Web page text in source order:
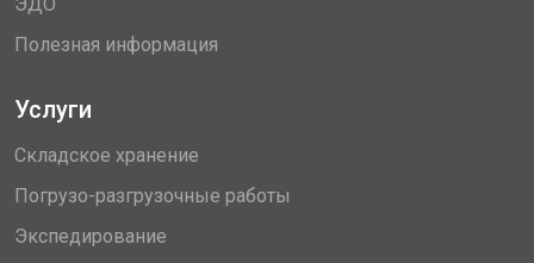
Полезная информация
Услуги
Складское хранение
Погрузо-разгрузочные работы
Экспедирование